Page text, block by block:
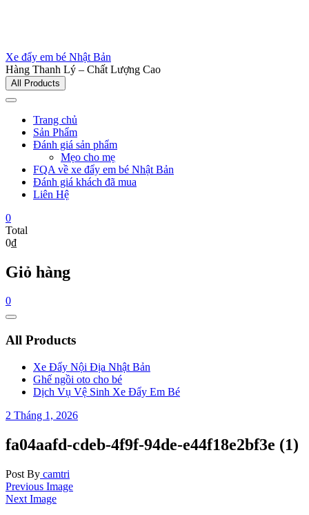
Xe đẩy em bé Nhật Bản
Hàng Thanh Lý – Chất Lượng Cao
All Products
Trang chủ
Sản Phẩm
Đánh giá sản phẩm
Mẹo cho mẹ
FQA về xe đẩy em bé Nhật Bản
Đánh giá khách đã mua
Liên Hệ
0
Total
0₫
Giỏ hàng
0
Catalog
All Products
Xe Đẩy Nội Địa Nhật Bản
Ghế ngồi oto cho bé
Dịch Vụ Vệ Sinh Xe Đẩy Em Bé
2 Tháng 1, 2026
fa04aafd-cdeb-4f9f-94de-e44f18e2bf3e (1)
Post By camtri
Previous Image
Next Image